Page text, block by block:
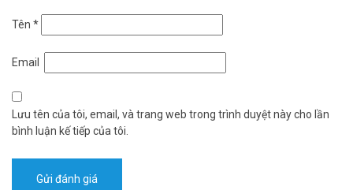
Tên *
Email
Lưu tên của tôi, email, và trang web trong trình duyệt này cho lần
bình luận kế tiếp của tôi.